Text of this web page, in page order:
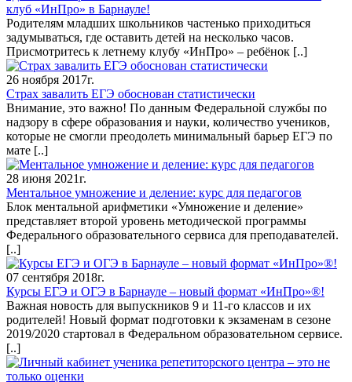
клуб «ИнПро» в Барнауле!
Родителям младших школьников частенько приходиться
задумываться, где оставить детей на несколько часов.
Присмотритесь к летнему клубу «ИнПро» – ребёнок [..]
26 ноября 2017г.
Страх завалить ЕГЭ обоснован статистически
Внимание, это важно! По данным Федеральной службы по
надзору в сфере образования и науки, количество учеников,
которые не смогли преодолеть минимальный барьер ЕГЭ по
мате [..]
28 июня 2021г.
Ментальное умножение и деление: курс для педагогов
Блок ментальной арифметики «Умножение и деление»
представляет второй уровень методической программы
Федерального образовательного сервиса для преподавателей.
[..]
07 сентября 2018г.
Курсы ЕГЭ и ОГЭ в Барнауле – новый формат «ИнПро»®!
Важная новость для выпускников 9 и 11-го классов и их
родителей! Новый формат подготовки к экзаменам в сезоне
2019/2020 стартовал в Федеральном образовательном сервисе.
[..]